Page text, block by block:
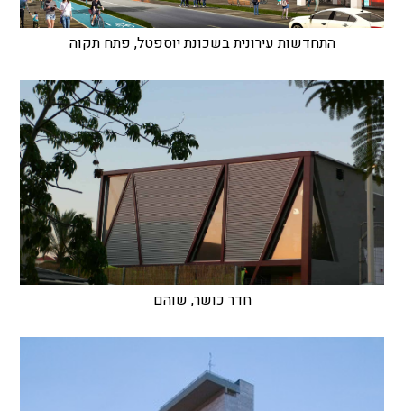
התחדשות עירונית בשכונת יוספטל, פתח תקוה
חדר כושר, שוהם